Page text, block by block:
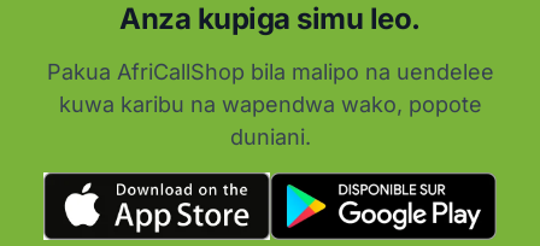
Anza kupiga simu leo.
Pakua AfriCallShop bila malipo na uendelee
kuwa karibu na wapendwa wako, popote
duniani.